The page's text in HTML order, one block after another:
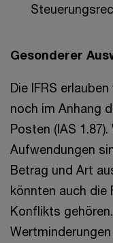
Gesonderer
Die IFRS
noch im Anhang
Posten (IAS
Aufwendungen
Betrag und Art
könnten auch die
Konflikts